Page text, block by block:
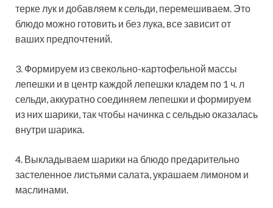
терке лук и добавляем к сельди, перемешиваем. Это
блюдо можно готовить и без лука, все зависит от
ваших предпочтений.
3. Формируем из свекольно-картофельной массы
лепешки и в центр каждой лепешки кладем по 1 ч. л
сельди, аккуратно соединяем лепешки и формируем
из них шарики, так чтобы начинка с сельдью оказалась
внутри шарика.
4. Выкладываем шарики на блюдо предарительно
застеленное листьями салата, украшаем лимоном и
маслинами.